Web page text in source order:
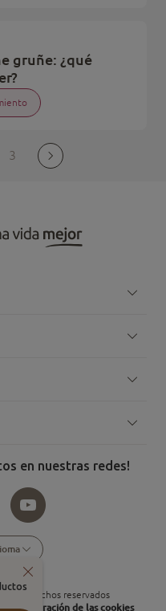
gruñe: ¿qué
3
en nuestras redes!
los derechos reservados
Configuración de las cookies